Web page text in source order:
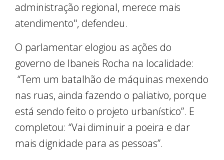
administração regional, merece mais
atendimento", defendeu.
O parlamentar elogiou as ações do
governo de Ibaneis Rocha na localidade:
“Tem um batalhão de máquinas mexendo
nas ruas, ainda fazendo o paliativo, porque
está sendo feito o projeto urbanístico”. E
completou: “Vai diminuir a poeira e dar
mais dignidade para as pessoas”.